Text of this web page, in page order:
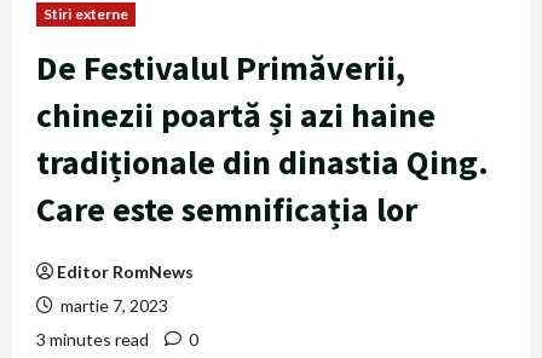
Stiri externe
De Festivalul Primăverii,
chinezii poartă și azi haine
tradiționale din dinastia Qing.
Care este semnificația lor
Editor RomNews
martie 7, 2023
3 minutes read
0